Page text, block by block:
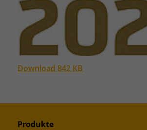
Download 842 KB
Produkte